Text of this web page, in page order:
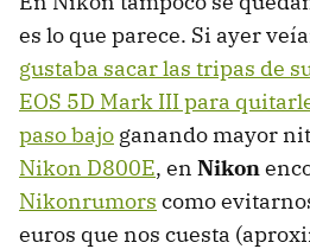
es lo que parece. Si ayer
gustaba sacar las tripas de
EOS 5D Mark IIIpara
paso bajo ganando mayor
Nikon D800E, en Nikon
Nikonrumors como
euros que nos cuesta